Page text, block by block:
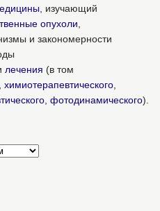
цины, изучающий
венные опухоли,
и закономерности
лечения (в том
, химиотерапевтического,
ического, фотодинамического).